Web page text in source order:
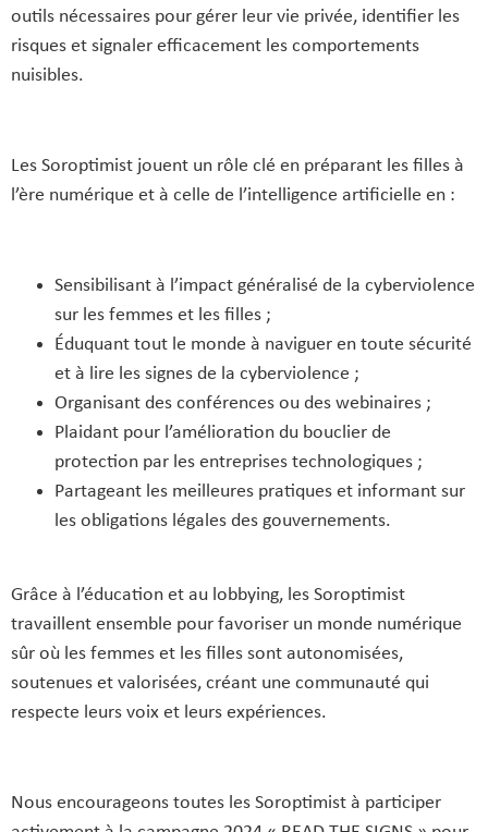
outils nécessaires pour gérer leur vie privée, identifier les
risques et signaler efficacement les comportements
nuisibles.
Les Soroptimist jouent un rôle clé en préparant les filles à
l’ère numérique et à celle de l’intelligence artificielle en :
Sensibilisant à l’impact généralisé de la cyberviolence
sur les femmes et les filles ;
Éduquant tout le monde à naviguer en toute sécurité
et à lire les signes de la cyberviolence ;
Organisant des conférences ou des webinaires ;
Plaidant pour l’amélioration du bouclier de
protection par les entreprises technologiques ;
Partageant les meilleures pratiques et informant sur
les obligations légales des gouvernements.
Grâce à l’éducation et au lobbying, les Soroptimist
travaillent ensemble pour favoriser un monde numérique
sûr où les femmes et les filles sont autonomisées,
soutenues et valorisées, créant une communauté qui
respecte leurs voix et leurs expériences.
Nous encourageons toutes les Soroptimist à participer